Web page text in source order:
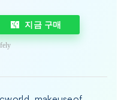
지금 구매